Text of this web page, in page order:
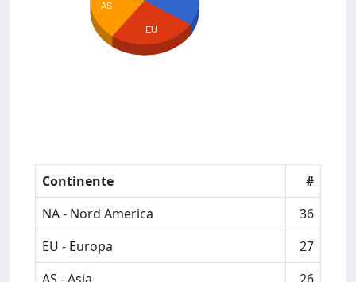
AS
EU
Continente
#
NA - Nord America
36
EU - Europa
27